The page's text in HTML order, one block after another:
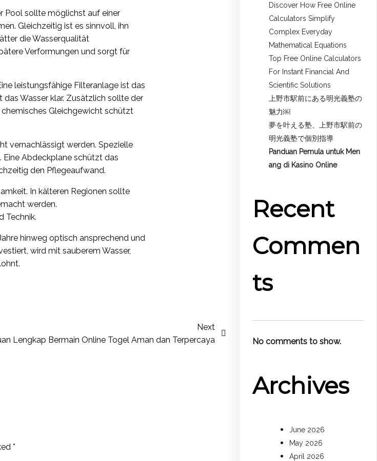
Pool sollte möglichst auf einer
Gleichzeitig ist es sinnvoll, ihn
die Wasserqualität
Verformungen und sorgt für
leistungsfähige Filteranlage ist das
Wasser klar. Zusätzlich sollte der
Gleichgewicht schützt
vernachlässigt werden. Spezielle
Eine Abdeckplane schützt das
den Pflegeaufwand.
In kälteren Regionen sollte
werden.
Technik.
hinweg optisch ansprechend und
wird mit sauberem Wasser,
Next
Lengkap Bermain Online Togel Aman dan Terpercaya
*
Discover How Free Online
Calculators Simplify
Complex Everyday
Mathematical Equations
Top Free Online Calculators
For Instant Financial And
Scientific Solutions
上野市駅前にある明光義塾の
魅力￼
夢を叶える塾、上野市駅前の
明光義塾で個別指導
Panduan Pemula untuk Men
ang di Kasino Online
Recent
Commen
ts
No comments to show.
Archives
June 2026
May 2026
April 2026